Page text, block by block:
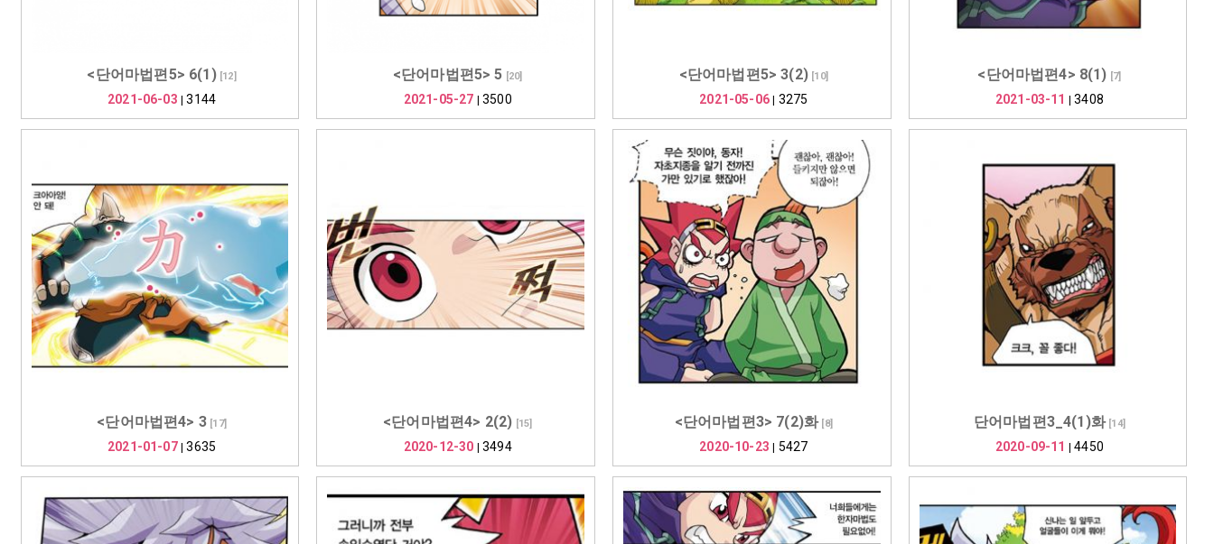
<단어마법편5> 6(1)[12]
2021-06-03 |3144
<단어마법편5> 5 [20]
2021-05-27 3500
<단어마법편5> 3(2)[10]
2021-05-06 3275
<단어마법편4> 8(1) [7]
2021-03-11 |3408
<단어마법편4> 3 [17]
2021-01-07|3635
<단어마법편4> 2(2) [15]
2020-12-30 3494
<단어마법편3> 7(2)화[8]
2020-10-23 5427
단어마법편3_4(1)화[14]
2020-09-11 |4450